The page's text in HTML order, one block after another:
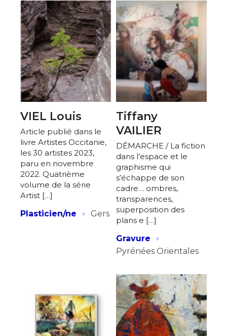
VIEL Louis
Article publié dans le
livre Artistes Occitanie,
les 30 artistes 2023,
paru en novembre
2022. Quatrième
volume de la série
Artist […]
Plasticien/ne
· Gers
Tiffany
VAILIER
DÉMARCHE / La fiction
dans l’espace et le
graphisme qui
s’échappe de son
cadre… ombres,
transparences,
superposition des
plans e […]
Gravure
·
Pyrénées Orientales